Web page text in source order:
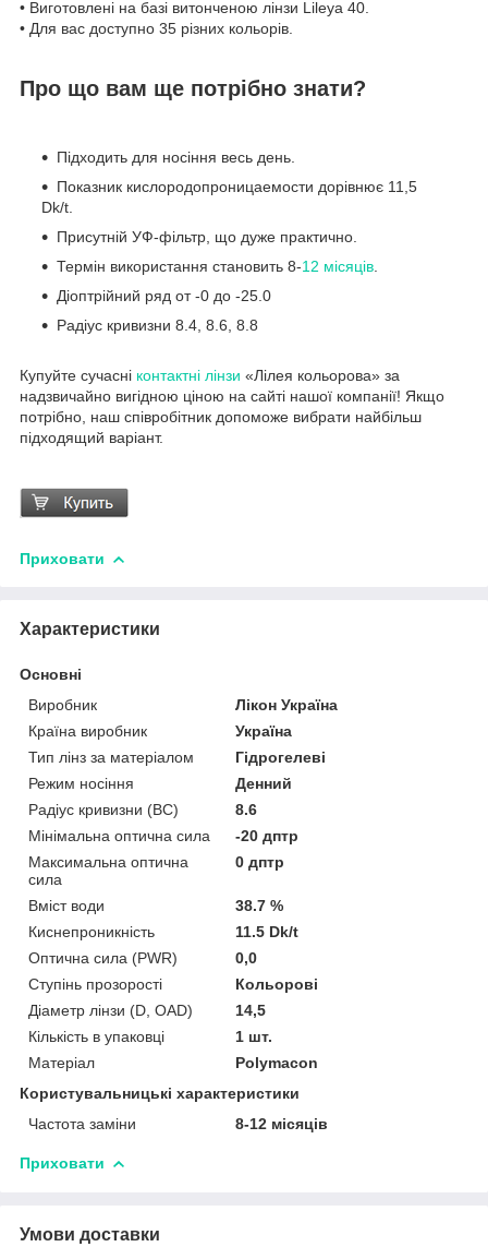
• Виготовлені на базі витонченою лінзи Lileya 40.
• Для вас доступно 35 різних кольорів.
Про що вам ще потрібно знати?
Підходить для носіння весь день.
Показник кислородопроницаемости дорівнює 11,5
Dk/t.
Присутній УФ-фільтр, що дуже практично.
Термін використання становить 8-12 місяців
Діоптрійний ряд от -0 до -25.0
Радіус кривизни 8.4, 8.6, 8.8
Купуйте сучасні контактні лінзи «Лілея кольорова» за
надзвичайно вигідною ціною на сайті нашої компанії! Якщо
потрібно, наш співробітник допоможе вибрати найбільш
підходящий варіант.
Приховати
Характеристики
Основні
Виробник
Лікон Україна
Країна виробник
Україна
Тип лінз за матеріалом
Гідрогелеві
Режим носіння
Денний
Радіус кривизни (BC)
8.6
Мінімальна оптична сила
-20 дптр
Максимальна оптична
сила
0 дптр
Вміст води
38.7 %
Киснепроникність
11.5 Dk/t
Оптична сила (PWR)
0,0
Ступінь прозорості
Кольорові
Діаметр лінзи (D, OAD)
14,5
Кількість в упаковці
1 шт.
Матеріал
Polymacon
Користувальницькі характеристики
Частота заміни
8-12 місяців
Приховати
Умови доставки